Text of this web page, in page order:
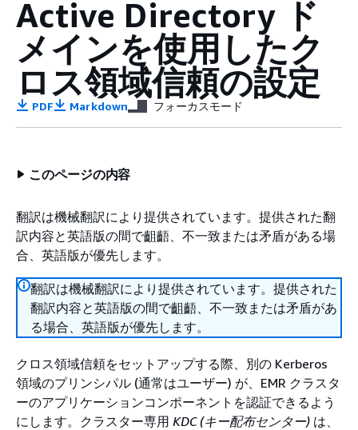
Active Directory ド
メインを使用したク
ロス領域信頼の設定
PDF Markdown フォーカスモード
このページの内容
翻訳は機械翻訳により提供されています。提供された翻
訳内容と英語版の間で齟齬、不一致または矛盾がある場
合、英語版が優先します。
翻訳は機械翻訳により提供されています。提供された
翻訳内容と英語版の間で齟齬、不一致または矛盾があ
る場合、英語版が優先します。
クロス領域信頼をセットアップする際、別の Kerberos
領域のプリンシパル (通常はユーザー) が、EMR クラスタ
ーのアプリケーションコンポーネントを認証できるよう
にします。クラスター専用 KDC (キー配布センター) は、